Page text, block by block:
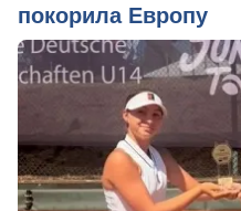
покорила Европу